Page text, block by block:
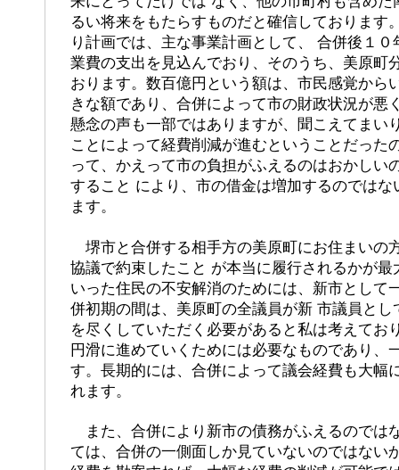
るい将来をもたらすものだと確信しております
り計画では、主な事業計画として、 合併後１
業費の支出を見込んでおり、そのうち、美原町
おります。数百億円という額は、市民感覚から
きな額であり、合併によって市の財政状況が悪
懸念の声も一部ではありますが、聞こえてまい
ことによって経費削減が進むということだった
って、かえって市の負担がふえるのはおかしい
すること により、市の借金は増加するのでは
ます。
堺市と合併する相手方の美原町にお住まいの
協議で約束したこと が本当に履行されるかが
いった住民の不安解消のためには、新市として
併初期の間は、美原町の全議員が新 市議員と
を尽くしていただく必要があると私は考えてお
円滑に進めていくためには必要なものであり、
す。長期的には、合併によって議会経費も大幅
れます。
また、合併により新市の債務がふえるのでは
ては、合併の一側面しか見ていないのではない